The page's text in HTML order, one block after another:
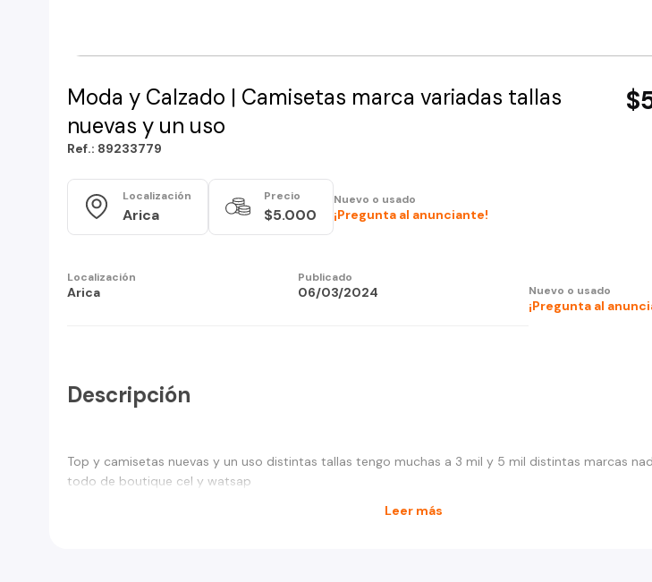
Moda y Calzado | Camisetas marca variadas tallas
nuevas y un uso
Ref.: 89233779
Localización
Arica
Precio
$5.000
Nuevo o usado
¡Pregunta al anunciante!
Localización
Arica
Publicado
06/03/2024 Nuevo o usado
¡Pregunta al
Descripción
Top y camisetas nuevas y un uso distintas tallas tengo muchas a 3 mil y 5 mil distintas marcas
todo de boutique cel y watsap
Leer más